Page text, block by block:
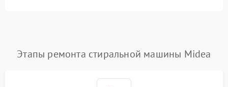
Этапы ремонта стиральной машины Midea